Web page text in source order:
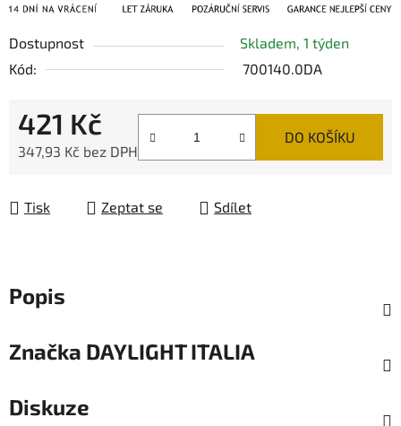
Dostupnost
Skladem, 1 týden
Kód:
700140.0DA
421 Kč
347,93 Kč bez DPH
DO KOŠÍKU
Tisk Zeptat se Sdílet
Popis
Značka DAYLIGHT ITALIA
Diskuze